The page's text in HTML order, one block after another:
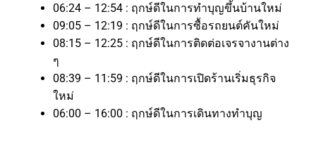
06:24 – 12:54 : ฤกษ์ดีในการทำบุญขึ้นบ้านใหม่
09:05 – 12:19 : ฤกษ์ดีในการซื้อรถยนต์คันใหม่
08:15 – 12:25 : ฤกษ์ดีในการติดต่อเจรจางานต่าง
ๆ
08:39 – 11:59 : ฤกษ์ดีในการเปิดร้านเริ่มธุรกิจ
ใหม่
06:00 – 16:00 : ฤกษ์ดีในการเดินทางทำบุญ